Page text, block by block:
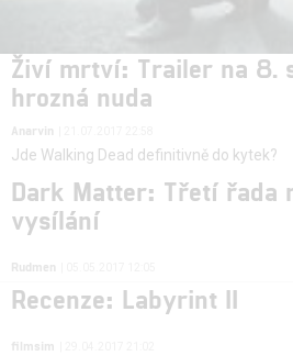
Živí mrtví: Trailer na 8.
hrozná nuda
Anarvin
Jde Walking Dead definitivně do kytek?
Dark Matter: Třetí řada
vysílání
Rudmen
Recenze: Labyrint II
filmsim